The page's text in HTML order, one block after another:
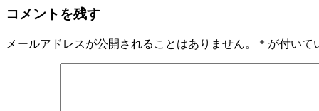
コメントを残す
メールアドレスが公開されることはありません。 * が付いて